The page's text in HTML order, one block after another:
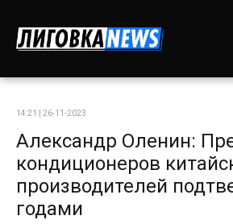
14:21 | 26-11-2023
Александр Оленин:
кондиционеров
производителей
годами